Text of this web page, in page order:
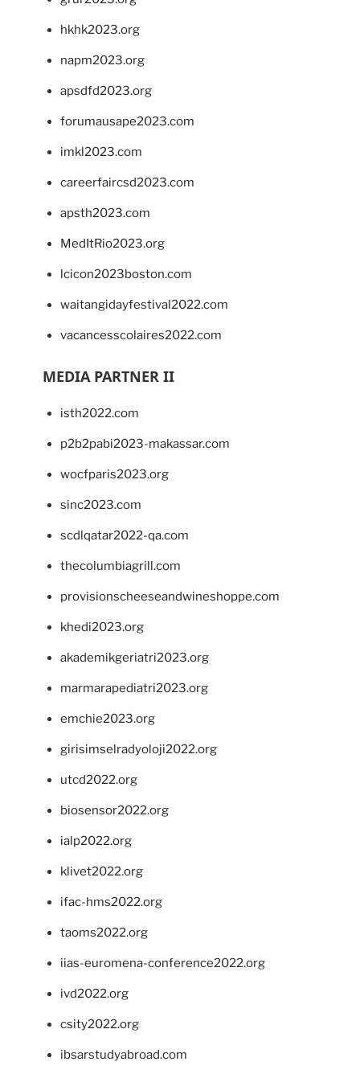
hkhk2023.org
napm2023.org
apsdfd2023.org
forumausape2023.com
imkl2023.com
careerfaircsd2023.com
apsth2023.com
MedItRio2023.org
lcicon2023boston.com
waitangidayfestival2022.com
vacancesscolaires2022.com
MEDIA PARTNER II
isth2022.com
p2b2pabi2023-makassar.com
wocfparis2023.org
sinc2023.com
scdlqatar2022-qa.com
thecolumbiagrill.com
provisionscheeseandwineshoppe.com
khedi2023.org
akademikgeriatri2023.org
marmarapediatri2023.org
emchie2023.org
girisimselradyoloji2022.org
utcd2022.org
biosensor2022.org
ialp2022.org
klivet2022.org
ifac-hms2022.org
taoms2022.org
iias-euromena-conference2022.org
ivd2022.org
csity2022.org
ibsarstudyabroad.com